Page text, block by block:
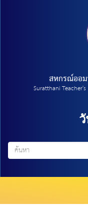
สหกรณ์ออ
Suratthani
วัน